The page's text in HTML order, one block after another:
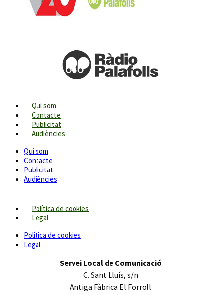
Qui som
Contacte
Publicitat
Audiències
Qui som
Contacte
Publicitat
Audiències
Política de cookies
Legal
Política de cookies
Legal
Servei Local de Comunicació
C. Sant Lluís, s/n
Antiga Fàbrica El Forroll